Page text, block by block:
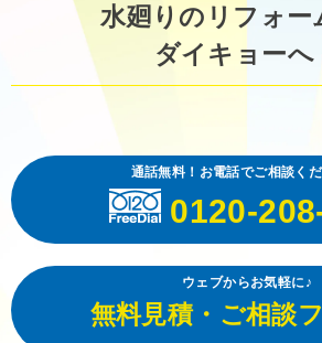
水廻りのリフォー
ダイキョーへ
通話無料！お電話でご相談くだ
0120-
ウェブからお気軽に♪
無料見積・ご相談